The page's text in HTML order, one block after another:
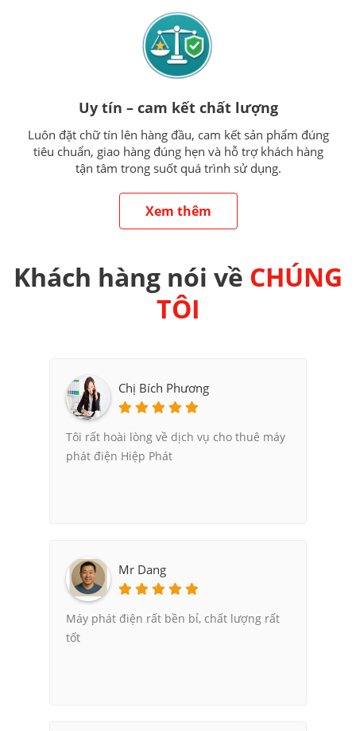
Uy tín – cam kết chất lượng
Luôn đặt chữ tín lên hàng đầu, cam kết sản phẩm đúng
tiêu chuẩn, giao hàng đúng hẹn và hỗ trợ khách hàng
tận tâm trong suốt quá trình sử dụng.
Xem thêm
Khách hàng nói về CHÚNG
TÔI
Chị Bích Phương
Tôi rất hoài lòng về dịch vụ cho thuê máy
phát điện Hiệp Phát
Mr Dang
Máy phát điện rất bền bỉ, chất lượng rất
tốt